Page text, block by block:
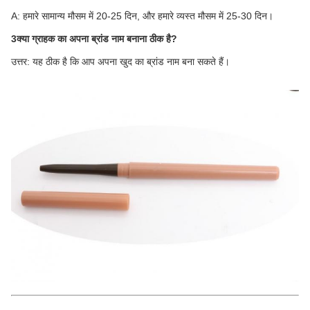
A: हमारे सामान्य मौसम में 20-25 दिन, और हमारे व्यस्त मौसम में 25-30 दिन।
3क्या ग्राहक का अपना ब्रांड नाम बनाना ठीक है?
उत्तर: यह ठीक है कि आप अपना खुद का ब्रांड नाम बना सकते हैं।